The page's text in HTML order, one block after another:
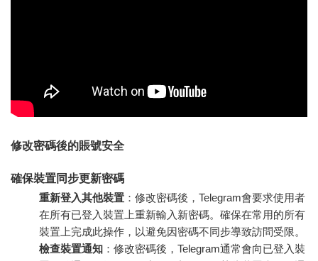
修改密碼後的賬號安全
確保裝置同步更新密碼
重新登入其他裝置 ：修改密碼後，Telegram會要求使用者
在所有已登入裝置上重新輸入新密碼。確保在常用的所有
裝置上完成此操作，以避免因密碼不同步導致訪問受限。
檢查裝置通知 ：修改密碼後，Telegram通常會向已登入裝